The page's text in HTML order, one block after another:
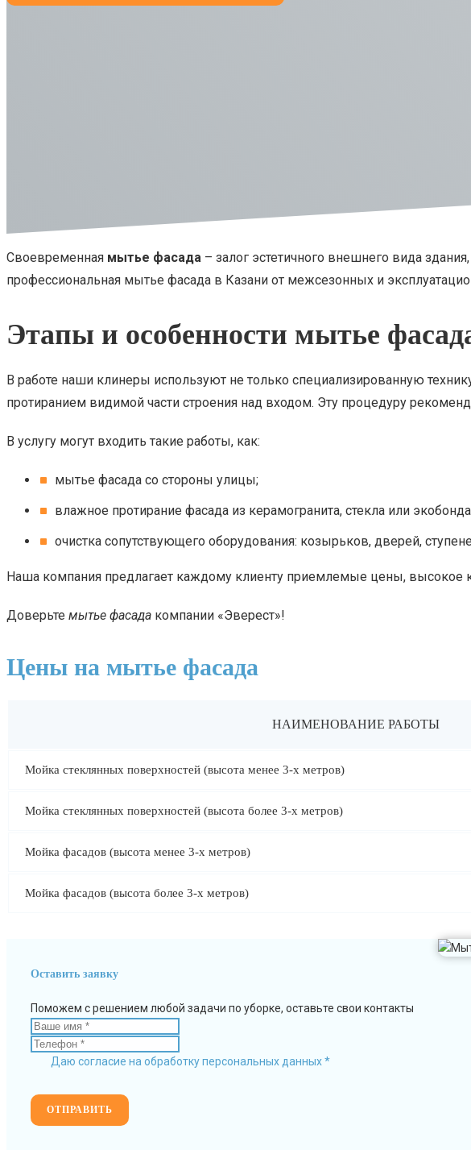
Своевременная мытье фасада – залог эстетичного внешнего вида
профессиональная мытье фасада в Казани от межсезонных и
Этапы и особенности мытье
В работе наши клинеры используют не только специализированную
протиранием видимой части строения над входом. Эту процедуру
В услугу могут входить такие работы, как:
мытье фасада со стороны улицы;
влажное протирание фасада из керамогранита, стекла или
очистка сопутствующего оборудования: козырьков, дверей,
Наша компания предлагает каждому клиенту приемлемые цены, высокое
Доверьте мытье фасада компании «Эверест»!
Цены на мытье фасада
НАИМЕНОВАНИЕ РАБОТЫ
Мойка стеклянных поверхностей (высота менее 3-х метров)
Мойка стеклянных поверхностей (высота более 3-х метров)
Мойка фасадов (высота менее 3-х метров)
Мойка фасадов (высота более 3-х метров)
Оставить заявку
Поможем с решением любой задачи по уборке, оставьте свои контакты
Даю согласие на обработку персональных данных *